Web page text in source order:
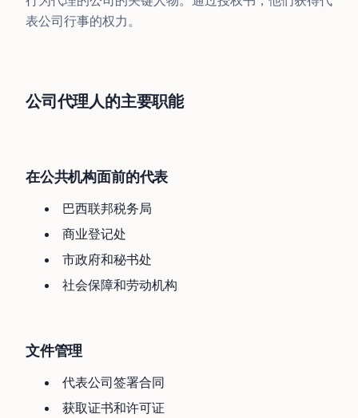
表公司行事的权力。
公司代理人的主要职能
在公共机构面前的代表
巴西联邦税务局
商业登记处
市政府和秘书处
社会保障和劳动机构
文件管理
代表公司签署合同
获取证书和许可证